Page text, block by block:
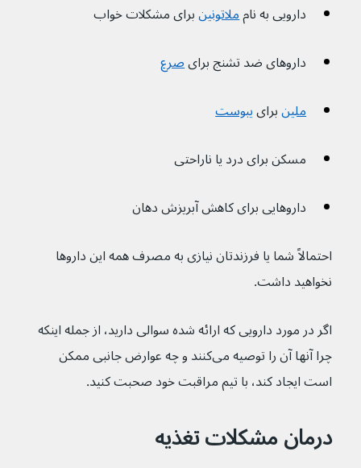
دارویی به نام ملاتونینبرای مشکلات خواب
داروهای ضد تشنج برای صرع
ملینبرای یبوست
مسکن برای درد یا ناراحتی
داروهایی برای کاهش آبریزش دهان
احتمالاً شما یا فرزندتان نیازی به مصرف همه این داروها
نخواهید داشت.
اگر در مورد دارویی که ارائه شده سوالی دارید، از جمله اینکه
چرا آنها آن را توصیه می‌کنند و چه عوارض جانبی ممکن
است ایجاد کند، با تیم مراقبت خود صحبت کنید.
درمان مشکلات تغذیه